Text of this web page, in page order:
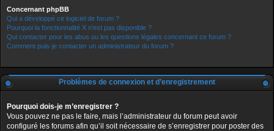
Concernant phpBB
Qui a développé ce logiciel de forum ?
Pourquoi la fonctionnalité X n’est pas disponible ?
Qui contacter pour les abus ou les questions légales concernant ce forum ?
Comment puis-je contacter un administrateur du forum ?
Problèmes de connexion et d’enregistrement
Pourquoi dois-je m’enregistrer ?
Vous pouvez ne pas le faire, mais l’administrateur du forum peut avoir
configuré les forums afin qu’il soit nécessaire de s’enregistrer pour poster des